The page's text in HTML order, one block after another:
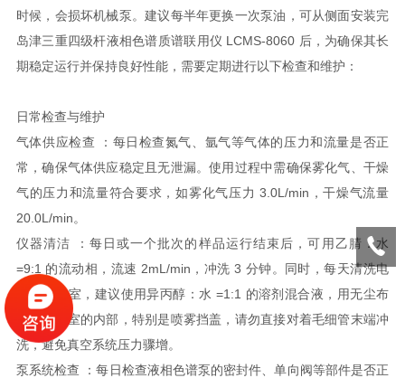
时候，会损坏机械泵。建议每半年更换一次泵油，可从侧面安装完
岛津三重四级杆液相色谱质谱联用仪 LCMS-8060 后，为确保其长
期稳定运行并保持良好性能，需要定期进行以下检查和维护：
日常检查与维护
气体供应检查 ：每日检查氮气、氩气等气体的压力和流量是否正
常，确保气体供应稳定且无泄漏。使用过程中需确保雾化气、干燥
气的压力和流量符合要求，如雾化气压力 3.0L/min，干燥气流量
20.0L/min。
仪器清洁 ：每日或一个批次的样品运行结束后，可用乙腈：水
=9:1 的流动相，流速 2mL/min，冲洗 3 分钟。同时，每天清洗电
喷雾雾化室，建议使用异丙醇：水 =1:1 的溶剂混合液，用无尘布
擦拭雾化室的内部，特别是喷雾挡盖，请勿直接对着毛细管末端冲
洗，避免真空系统压力骤增。
泵系统检查 ：每日检查液相色谱泵的密封件、单向阀等部件是否正